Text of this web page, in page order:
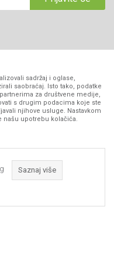
sadržaj i oglase,
saobraćaj. Isto tako, podatke
za društvene medije,
s drugim podacima koje ste
njihove usluge. Nastavkom
našu upotrebu kolačića.
Saznaj više